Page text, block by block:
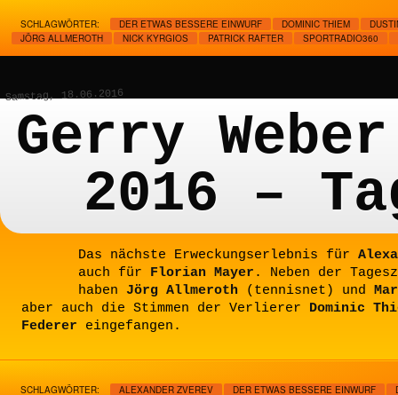
SCHLAGWÖRTER: DER ETWAS BESSERE EINWURF DOMINIC THIEM
JÖRG ALLMEROTH
NICK KYRGIOS PATRICK RAFTER SPORTRADIO360
Samstag, 18.06.2016
Gerry
2016 –
Das nächste Erweckungserlebnis für
auch für Florian Mayer . Neben der
haben Jörg Allmeroth (tennisnet) und
aber auch die Stimmen der Verlierer Dominic
Federer eingefangen.
SCHLAGWÖRTER: ALEXANDER ZVEREV DER ETWAS BESSERE EINWURF